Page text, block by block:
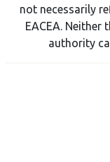
not necessarily
EACEA. Neither
authority